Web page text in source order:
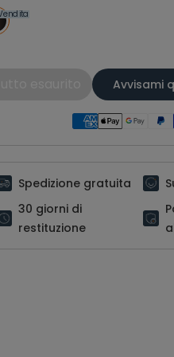
Avvisami
Spedizione gratuita
30 giorni di
restituzione